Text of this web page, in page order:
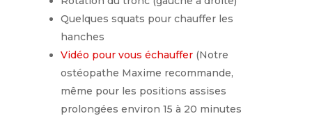
Quelques squats pour chauffer les
hanches
Vidéo pour vous échauffer (Notre
ostéopathe Maxime recommande,
même pour les positions assises
prolongées environ 15 à 20 minutes